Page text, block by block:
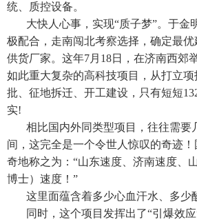
统、质控设备。
大快人心事，实现“质子梦”。于金
极配合，走南闯北考察选择，确定最
供货厂家。这年7月18日，在济南西郊
如此重大复杂的高科技项目，从打立
批、征地拆迁、开工建设，只有短短
实!
相比国内外同类型项目，往往需要
间，这完全是一个令世人惊叹的奇迹
奇地称之为：“山东速度、济南速度、
博士）速度！”
这里面蕴含着多少心血汗水、多少
同时，这个项目发挥出了“引爆效